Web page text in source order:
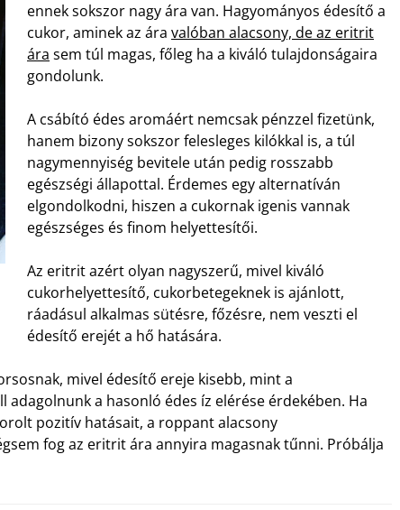
ennek sokszor nagy ára van. Hagyományos édesítő a
cukor, aminek az ára valóban alacsony, de az eritrit
ára sem túl magas, főleg ha a kiváló tulajdonságaira
gondolunk.
A csábító édes aromáért nemcsak pénzzel fizetünk,
hanem bizony sokszor felesleges kilókkal is, a túl
nagymennyiség bevitele után pedig rosszabb
egészségi állapottal. Érdemes egy alternatíván
elgondolkodni, hiszen a cukornak igenis vannak
egészséges és finom helyettesítői.
Az eritrit azért olyan nagyszerű, mivel kiváló
cukorhelyettesítő, cukorbetegeknek is ajánlott,
ráadásul alkalmas sütésre, főzésre, nem veszti el
édesítő erejét a hő hatására.
mivel édesítő ereje kisebb, mint a
adagolnunk a hasonló édes íz elérése érdekében. Ha
pozitív hatásait, a roppant alacsony
fog az eritrit ára annyira magasnak tűnni. Próbálja